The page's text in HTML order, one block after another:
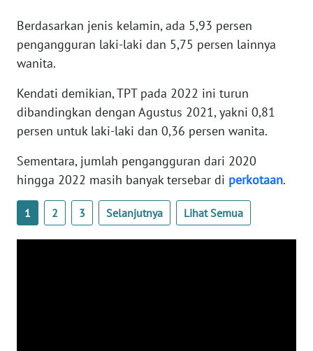
Berdasarkan jenis kelamin, ada 5,93 persen
pengangguran laki-laki dan 5,75 persen lainnya
wanita.
Kendati demikian, TPT pada 2022 ini turun
dibandingkan dengan Agustus 2021, yakni 0,81
persen untuk laki-laki dan 0,36 persen wanita.
Sementara, jumlah pengangguran dari 2020
hingga 2022 masih banyak tersebar di perkotaan.
1 2 3 Selanjutnya Lihat Semua
WN
PAPUA
PAPUA
BARAT
RIAU
WN
SERAMBI